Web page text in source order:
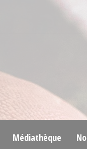
Médiathèque